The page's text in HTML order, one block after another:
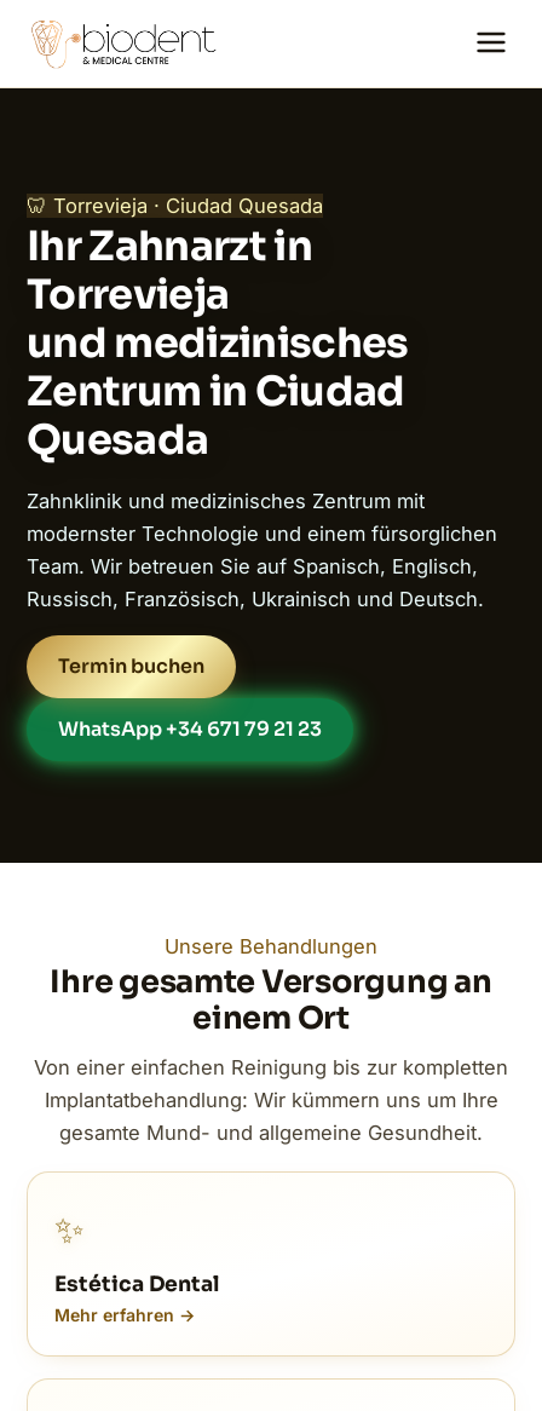
🦷 Torrevieja · Ciudad Quesada
Ihr Zahnarzt in
Torrevieja
und medizinisches
Zentrum in Ciudad
Quesada
Zahnklinik und medizinisches Zentrum mit
modernster Technologie und einem fürsorglichen
Team. Wir betreuen Sie auf Spanisch, Englisch,
Russisch, Französisch, Ukrainisch und Deutsch.
Termin buchen
WhatsApp +34 671 79 21 23
Unsere Behandlungen
Ihre gesamte Versorgung an
einem Ort
Von einer einfachen Reinigung bis zur kompletten
Implantatbehandlung: Wir kümmern uns um Ihre
gesamte Mund- und allgemeine Gesundheit.
✨
Estética Dental
Mehr erfahren →